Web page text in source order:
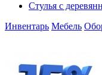
Cтулья с
Инвентарь Мебель